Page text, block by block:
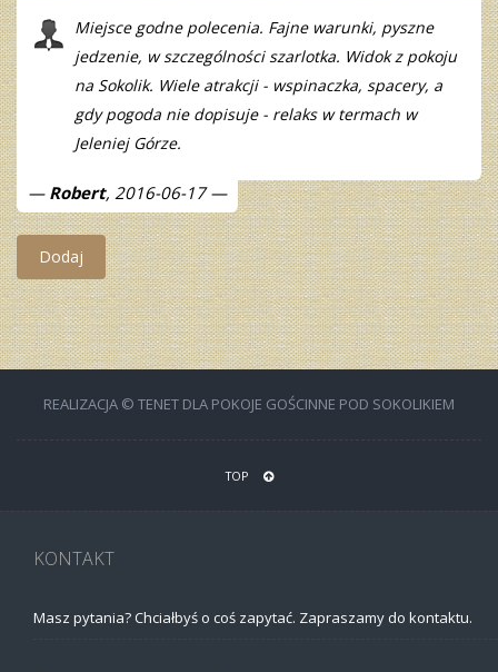
Miejsce godne polecenia. Fajne warunki, pyszne
jedzenie, w szczególności szarlotka. Widok z pokoju
na Sokolik. Wiele atrakcji - wspinaczka, spacery, a
gdy pogoda nie dopisuje - relaks w termach w
Jeleniej Górze.
Robert, 2016-06-17
Dodaj
REALIZACJA © TENET DLA POKOJE GOŚCINNE POD SOKOLIKIEM
TOP
KONTAKT
Masz pytania? Chciałbyś o coś zapytać. Zapraszamy do kontaktu.